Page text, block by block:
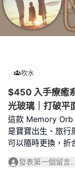
吹水
$450 入手療癒
光玻璃｜打破平
這款 Memory Orb
是寶寶出生、旅行
可以隨時更換，折
發表第一個留言